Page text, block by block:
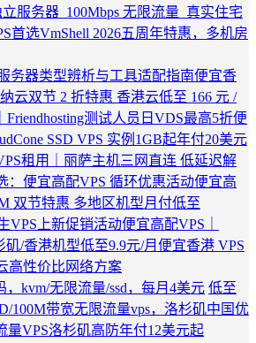
服务器_100Mbps 无限流量_真实住宅
首选VmShell 2026五周年特惠，多机房
务器类型辨析与工具适配指南便宜香
云双节 2 折特惠 香港云低至 166 元 /
Friendhosting测试人员日VDS最高5折便
SSD VPS 实例1GB起年付20美元
租用｜丽萨主机三网直连 低延迟解
：便宜高配VPS 循环优惠活动便宜高
双节特惠 多地区机型月付低至
VPS上新促销活动便宜高配VPS｜
/香港机型低至9.9元/月 便宜香港 VPS
高性价比网络方案
，kvm/无限流量/ssd，每月4美元 低至
100M带宽无限流量vps，洛杉矶中国优
量VPS洛杉矶高防年付12美元起